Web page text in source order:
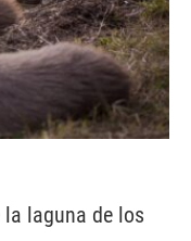
laguna de los